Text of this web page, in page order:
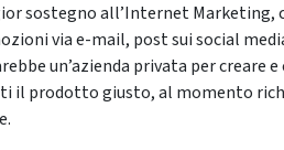
sostegno all’Internet Marketing,
via e-mail, post sui social
un’azienda privata per
il prodotto giusto, al momento